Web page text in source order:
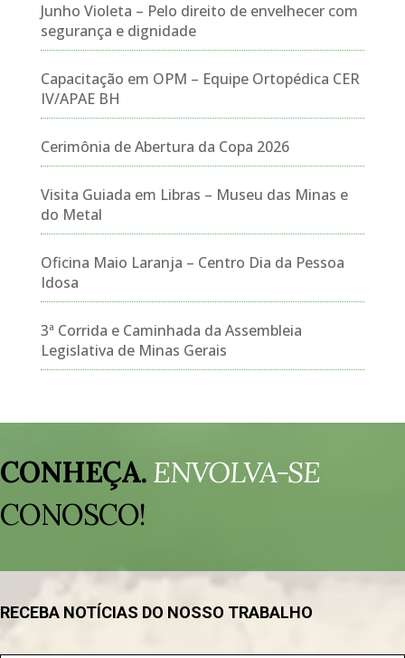
Junho Violeta – Pelo direito de envelhecer com
segurança e dignidade
Capacitação em OPM – Equipe Ortopédica CER
IV/APAE BH
Cerimônia de Abertura da Copa 2026
Visita Guiada em Libras – Museu das Minas e
do Metal
Oficina Maio Laranja – Centro Dia da Pessoa
Idosa
3ª Corrida e Caminhada da Assembleia
Legislativa de Minas Gerais
de
vídeo
CONHEÇA.ENVOLVA-SE
CONOSCO!
RECEBA NOTÍCIAS DO NOSSO TRABALHO